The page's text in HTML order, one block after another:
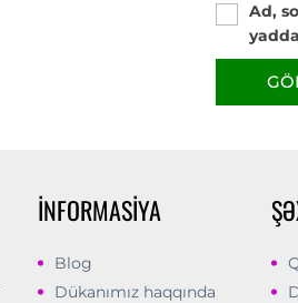
Ad,
İNFORMASIYA
Blog
Dükanımız haqqında